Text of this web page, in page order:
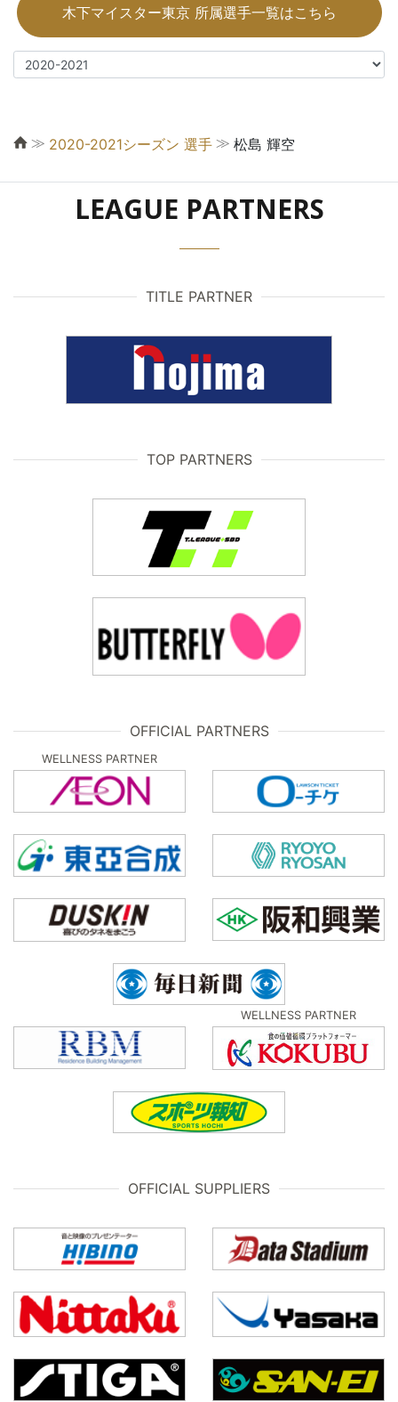
木下マイスター東京 所属選手一覧はこちら
≫ 2020-2021シーズン 選手 ≫ 松島 輝空
LEAGUE PARTNERS
TITLE PARTNER
TOP PARTNERS
OFFICIAL PARTNERS
WELLNESS PARTNER
WELLNESS PARTNER
OFFICIAL SUPPLIERS